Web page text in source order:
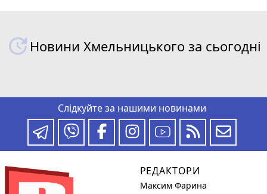
Новини Хмельницького за сьогодні
Слідкуйте за нашими новинами
РЕДАКТОРИ
Максим Фарина